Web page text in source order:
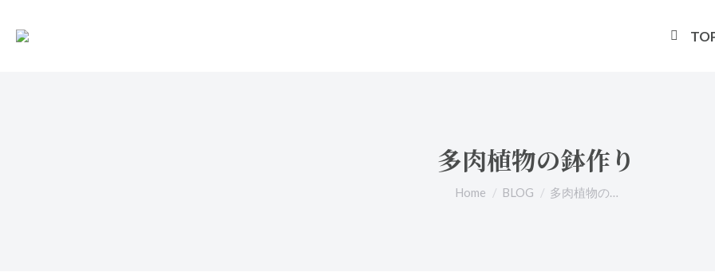
多肉植物の鉢作り
You are here:
Home BLOG 多肉植物の…